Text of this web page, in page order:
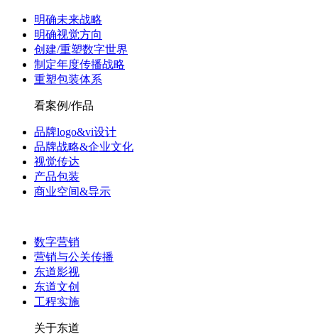
明确未来战略
明确视觉方向
创建/重塑数字世界
制定年度传播战略
重塑包装体系
看案例/作品
品牌logo&vi设计
品牌战略&企业文化
视觉传达
产品包装
商业空间&导示
数字营销
营销与公关传播
东道影视
东道文创
工程实施
关于东道